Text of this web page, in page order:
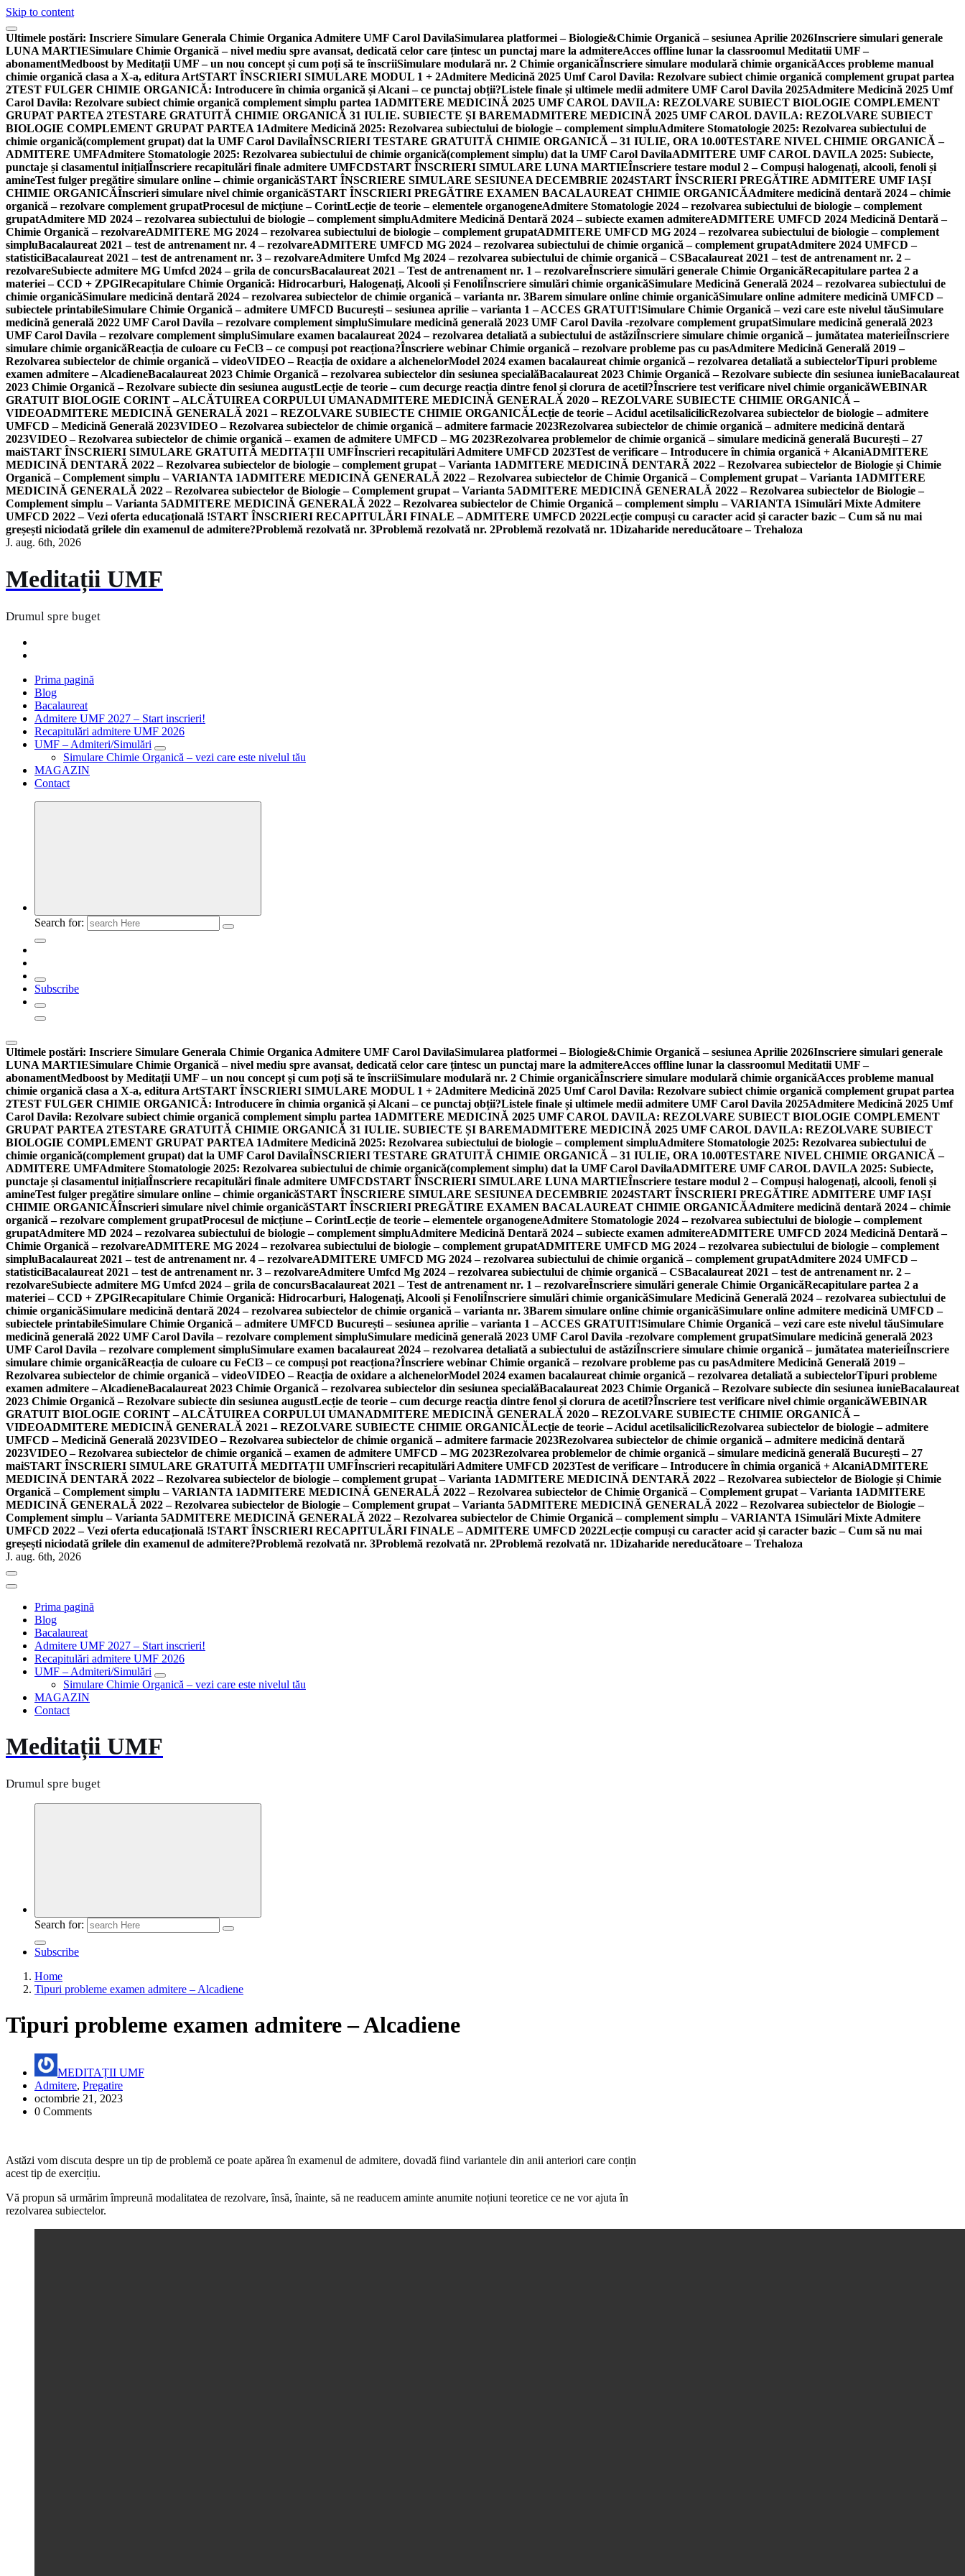
Skip to content
Ultimele postări: Inscriere Simulare Generala Chimie Organica Admitere UMF Carol DavilaSimularea platformei – Biologie&Chimie Organică – sesiunea Aprilie 2026Inscriere simulari generale
LUNA MARTIESimulare Chimie Organică – nivel mediu spre avansat, dedicată celor care țintesc un punctaj mare la admitereAcces offline lunar la classroomul Meditatii UMF –
abonamentMedboost by Meditații UMF – un nou concept și cum poți să te înscriiSimulare modulară nr. 2 Chimie organicăÎnscriere simulare modulară chimie organicăAcces probleme manual
chimie organică clasa a X-a, editura ArtSTART ÎNSCRIERI SIMULARE MODUL 1 + 2Admitere Medicină 2025 Umf Carol Davila: Rezolvare subiect chimie organică complement grupat partea
2TEST FULGER CHIMIE ORGANICĂ: Introducere în chimia organică și Alcani – ce punctaj obții?Listele finale și ultimele medii admitere UMF Carol Davila 2025Admitere Medicină 2025 Umf
Carol Davila: Rezolvare subiect chimie organică complement simplu partea 1ADMITERE MEDICINĂ 2025 UMF CAROL DAVILA: REZOLVARE SUBIECT BIOLOGIE COMPLEMENT
GRUPAT PARTEA 2TESTARE GRATUITĂ CHIMIE ORGANICĂ 31 IULIE. SUBIECTE ȘI BAREMADMITERE MEDICINĂ 2025 UMF CAROL DAVILA: REZOLVARE SUBIECT
BIOLOGIE COMPLEMENT GRUPAT PARTEA 1Admitere Medicină 2025: Rezolvarea subiectului de biologie – complement simpluAdmitere Stomatologie 2025: Rezolvarea subiectului de
chimie organică(complement grupat) dat la UMF Carol DavilaÎNSCRIERI TESTARE GRATUITĂ CHIMIE ORGANICĂ – 31 IULIE, ORA 10.00TESTARE NIVEL CHIMIE ORGANICĂ –
ADMITERE UMFAdmitere Stomatologie 2025: Rezolvarea subiectului de chimie organică(complement simplu) dat la UMF Carol DavilaADMITERE UMF CAROL DAVILA 2025: Subiecte,
punctaje și clasamentul inițialÎnscriere recapitulări finale admitere UMFCDSTART ÎNSCRIERI SIMULARE LUNA MARTIEÎnscriere testare modul 2 – Compuși halogenați, alcooli, fenoli și
amineTest fulger pregătire simulare online – chimie organicăSTART ÎNSCRIERE SIMULARE SESIUNEA DECEMBRIE 2024START ÎNSCRIERI PREGĂTIRE ADMITERE UMF IAȘI
CHIMIE ORGANICĂÎnscrieri simulare nivel chimie organicăSTART ÎNSCRIERI PREGĂTIRE EXAMEN BACALAUREAT CHIMIE ORGANICĂAdmitere medicină dentară 2024 – chimie
organică – rezolvare complement grupatProcesul de micțiune – CorintLecție de teorie – elementele organogeneAdmitere Stomatologie 2024 – rezolvarea subiectului de biologie – complement
grupatAdmitere MD 2024 – rezolvarea subiectului de biologie – complement simpluAdmitere Medicină Dentară 2024 – subiecte examen admitereADMITERE UMFCD 2024 Medicină Dentară –
Chimie Organică – rezolvareADMITERE MG 2024 – rezolvarea subiectului de biologie – complement grupatADMITERE UMFCD MG 2024 – rezolvarea subiectului de biologie – complement
simpluBacalaureat 2021 – test de antrenament nr. 4 – rezolvareADMITERE UMFCD MG 2024 – rezolvarea subiectului de chimie organică – complement grupatAdmitere 2024 UMFCD –
statisticiBacalaureat 2021 – test de antrenament nr. 3 – rezolvareAdmitere Umfcd Mg 2024 – rezolvarea subiectului de chimie organică – CSBacalaureat 2021 – test de antrenament nr. 2 –
rezolvareSubiecte admitere MG Umfcd 2024 – grila de concursBacalaureat 2021 – Test de antrenament nr. 1 – rezolvareÎnscriere simulări generale Chimie OrganicăRecapitulare partea 2 a
materiei – CCD + ZPGIRecapitulare Chimie Organică: Hidrocarburi, Halogenați, Alcooli și FenoliÎnscriere simulări chimie organicăSimulare Medicină Generală 2024 – rezolvarea subiectului de
chimie organicăSimulare medicină dentară 2024 – rezolvarea subiectelor de chimie organică – varianta nr. 3Barem simulare online chimie organicăSimulare online admitere medicină UMFCD –
subiectele printabileSimulare Chimie Organică – admitere UMFCD București – sesiunea aprilie – varianta 1 – ACCES GRATUIT!Simulare Chimie Organică – vezi care este nivelul tăuSimulare
medicină generală 2022 UMF Carol Davila – rezolvare complement simpluSimulare medicină generală 2023 UMF Carol Davila -rezolvare complement grupatSimulare medicină generală 2023
UMF Carol Davila – rezolvare complement simpluSimulare examen bacalaureat 2024 – rezolvarea detaliată a subiectului de astăziÎnscriere simulare chimie organică – jumătatea materieiÎnscriere
simulare chimie organicăReacția de culoare cu FeCl3 – ce compuși pot reacționa?Înscriere webinar Chimie organică – rezolvare probleme pas cu pasAdmitere Medicină Generală 2019 –
Rezolvarea subiectelor de chimie organică – videoVIDEO – Reacția de oxidare a alchenelorModel 2024 examen bacalaureat chimie organică – rezolvarea detaliată a subiectelorTipuri probleme
examen admitere – AlcadieneBacalaureat 2023 Chimie Organică – rezolvarea subiectelor din sesiunea specialăBacalaureat 2023 Chimie Organică – Rezolvare subiecte din sesiunea iunieBacalaureat
2023 Chimie Organică – Rezolvare subiecte din sesiunea augustLecție de teorie – cum decurge reacția dintre fenol și clorura de acetil?Înscriere test verificare nivel chimie organicăWEBINAR
GRATUIT BIOLOGIE CORINT – ALCĂTUIREA CORPULUI UMANADMITERE MEDICINĂ GENERALĂ 2020 – REZOLVARE SUBIECTE CHIMIE ORGANICĂ –
VIDEOADMITERE MEDICINĂ GENERALĂ 2021 – REZOLVARE SUBIECTE CHIMIE ORGANICĂLecție de teorie – Acidul acetilsalicilicRezolvarea subiectelor de biologie – admitere
UMFCD – Medicină Generală 2023VIDEO – Rezolvarea subiectelor de chimie organică – admitere farmacie 2023Rezolvarea subiectelor de chimie organică – admitere medicină dentară
2023VIDEO – Rezolvarea subiectelor de chimie organică – examen de admitere UMFCD – MG 2023Rezolvarea problemelor de chimie organică – simulare medicină generală București – 27
maiSTART ÎNSCRIERI SIMULARE GRATUITĂ MEDITAȚII UMFÎnscrieri recapitulări Admitere UMFCD 2023Test de verificare – Introducere în chimia organică + AlcaniADMITERE
MEDICINĂ DENTARĂ 2022 – Rezolvarea subiectelor de biologie – complement grupat – Varianta 1ADMITERE MEDICINĂ DENTARĂ 2022 – Rezolvarea subiectelor de Biologie și Chimie
Organică – Complement simplu – VARIANTA 1ADMITERE MEDICINĂ GENERALĂ 2022 – Rezolvarea subiectelor de Chimie Organică – Complement grupat – Varianta 1ADMITERE
MEDICINĂ GENERALĂ 2022 – Rezolvarea subiectelor de Biologie – Complement grupat – Varianta 5ADMITERE MEDICINĂ GENERALĂ 2022 – Rezolvarea subiectelor de Biologie –
Complement simplu – Varianta 5ADMITERE MEDICINĂ GENERALĂ 2022 – Rezolvarea subiectelor de Chimie Organică – complement simplu – VARIANTA 1Simulări Mixte Admitere
UMFCD 2022 – Vezi oferta educațională !START ÎNSCRIERI RECAPITULĂRI FINALE – ADMITERE UMFCD 2022Lecție compuși cu caracter acid și caracter bazic – Cum să nu mai
greșești niciodată grilele din examenul de admitere?Problemă rezolvată nr. 3Problemă rezolvată nr. 2Problemă rezolvată nr. 1Dizaharide nereducătoare – Trehaloza
J. aug. 6th, 2026
Meditații UMF
Drumul spre buget
Prima pagină
Blog
Bacalaureat
Admitere UMF 2027 – Start inscrieri!
Recapitulări admitere UMF 2026
UMF – Admiteri/Simulări
Simulare Chimie Organică – vezi care este nivelul tău
MAGAZIN
Contact
Search for:
Subscribe
Ultimele postări: Inscriere Simulare Generala Chimie Organica Admitere UMF Carol DavilaSimularea platformei – Biologie&Chimie Organică – sesiunea Aprilie 2026Inscriere simulari generale
LUNA MARTIESimulare Chimie Organică – nivel mediu spre avansat, dedicată celor care țintesc un punctaj mare la admitereAcces offline lunar la classroomul Meditatii UMF –
abonamentMedboost by Meditații UMF – un nou concept și cum poți să te înscriiSimulare modulară nr. 2 Chimie organicăÎnscriere simulare modulară chimie organicăAcces probleme manual
chimie organică clasa a X-a, editura ArtSTART ÎNSCRIERI SIMULARE MODUL 1 + 2Admitere Medicină 2025 Umf Carol Davila: Rezolvare subiect chimie organică complement grupat partea
2TEST FULGER CHIMIE ORGANICĂ: Introducere în chimia organică și Alcani – ce punctaj obții?Listele finale și ultimele medii admitere UMF Carol Davila 2025Admitere Medicină 2025 Umf
Carol Davila: Rezolvare subiect chimie organică complement simplu partea 1ADMITERE MEDICINĂ 2025 UMF CAROL DAVILA: REZOLVARE SUBIECT BIOLOGIE COMPLEMENT
GRUPAT PARTEA 2TESTARE GRATUITĂ CHIMIE ORGANICĂ 31 IULIE. SUBIECTE ȘI BAREMADMITERE MEDICINĂ 2025 UMF CAROL DAVILA: REZOLVARE SUBIECT
BIOLOGIE COMPLEMENT GRUPAT PARTEA 1Admitere Medicină 2025: Rezolvarea subiectului de biologie – complement simpluAdmitere Stomatologie 2025: Rezolvarea subiectului de
chimie organică(complement grupat) dat la UMF Carol DavilaÎNSCRIERI TESTARE GRATUITĂ CHIMIE ORGANICĂ – 31 IULIE, ORA 10.00TESTARE NIVEL CHIMIE ORGANICĂ –
ADMITERE UMFAdmitere Stomatologie 2025: Rezolvarea subiectului de chimie organică(complement simplu) dat la UMF Carol DavilaADMITERE UMF CAROL DAVILA 2025: Subiecte,
punctaje și clasamentul inițialÎnscriere recapitulări finale admitere UMFCDSTART ÎNSCRIERI SIMULARE LUNA MARTIEÎnscriere testare modul 2 – Compuși halogenați, alcooli, fenoli și
amineTest fulger pregătire simulare online – chimie organicăSTART ÎNSCRIERE SIMULARE SESIUNEA DECEMBRIE 2024START ÎNSCRIERI PREGĂTIRE ADMITERE UMF IAȘI
CHIMIE ORGANICĂÎnscrieri simulare nivel chimie organicăSTART ÎNSCRIERI PREGĂTIRE EXAMEN BACALAUREAT CHIMIE ORGANICĂAdmitere medicină dentară 2024 – chimie
organică – rezolvare complement grupatProcesul de micțiune – CorintLecție de teorie – elementele organogeneAdmitere Stomatologie 2024 – rezolvarea subiectului de biologie – complement
grupatAdmitere MD 2024 – rezolvarea subiectului de biologie – complement simpluAdmitere Medicină Dentară 2024 – subiecte examen admitereADMITERE UMFCD 2024 Medicină Dentară –
Chimie Organică – rezolvareADMITERE MG 2024 – rezolvarea subiectului de biologie – complement grupatADMITERE UMFCD MG 2024 – rezolvarea subiectului de biologie – complement
simpluBacalaureat 2021 – test de antrenament nr. 4 – rezolvareADMITERE UMFCD MG 2024 – rezolvarea subiectului de chimie organică – complement grupatAdmitere 2024 UMFCD –
statisticiBacalaureat 2021 – test de antrenament nr. 3 – rezolvareAdmitere Umfcd Mg 2024 – rezolvarea subiectului de chimie organică – CSBacalaureat 2021 – test de antrenament nr. 2 –
rezolvareSubiecte admitere MG Umfcd 2024 – grila de concursBacalaureat 2021 – Test de antrenament nr. 1 – rezolvareÎnscriere simulări generale Chimie OrganicăRecapitulare partea 2 a
materiei – CCD + ZPGIRecapitulare Chimie Organică: Hidrocarburi, Halogenați, Alcooli și FenoliÎnscriere simulări chimie organicăSimulare Medicină Generală 2024 – rezolvarea subiectului de
chimie organicăSimulare medicină dentară 2024 – rezolvarea subiectelor de chimie organică – varianta nr. 3Barem simulare online chimie organicăSimulare online admitere medicină UMFCD –
subiectele printabileSimulare Chimie Organică – admitere UMFCD București – sesiunea aprilie – varianta 1 – ACCES GRATUIT!Simulare Chimie Organică – vezi care este nivelul tăuSimulare
medicină generală 2022 UMF Carol Davila – rezolvare complement simpluSimulare medicină generală 2023 UMF Carol Davila -rezolvare complement grupatSimulare medicină generală 2023
UMF Carol Davila – rezolvare complement simpluSimulare examen bacalaureat 2024 – rezolvarea detaliată a subiectului de astăziÎnscriere simulare chimie organică – jumătatea materieiÎnscriere
simulare chimie organicăReacția de culoare cu FeCl3 – ce compuși pot reacționa?Înscriere webinar Chimie organică – rezolvare probleme pas cu pasAdmitere Medicină Generală 2019 –
Rezolvarea subiectelor de chimie organică – videoVIDEO – Reacția de oxidare a alchenelorModel 2024 examen bacalaureat chimie organică – rezolvarea detaliată a subiectelorTipuri probleme
examen admitere – AlcadieneBacalaureat 2023 Chimie Organică – rezolvarea subiectelor din sesiunea specialăBacalaureat 2023 Chimie Organică – Rezolvare subiecte din sesiunea iunieBacalaureat
2023 Chimie Organică – Rezolvare subiecte din sesiunea augustLecție de teorie – cum decurge reacția dintre fenol și clorura de acetil?Înscriere test verificare nivel chimie organicăWEBINAR
GRATUIT BIOLOGIE CORINT – ALCĂTUIREA CORPULUI UMANADMITERE MEDICINĂ GENERALĂ 2020 – REZOLVARE SUBIECTE CHIMIE ORGANICĂ –
VIDEOADMITERE MEDICINĂ GENERALĂ 2021 – REZOLVARE SUBIECTE CHIMIE ORGANICĂLecție de teorie – Acidul acetilsalicilicRezolvarea subiectelor de biologie – admitere
UMFCD – Medicină Generală 2023VIDEO – Rezolvarea subiectelor de chimie organică – admitere farmacie 2023Rezolvarea subiectelor de chimie organică – admitere medicină dentară
2023VIDEO – Rezolvarea subiectelor de chimie organică – examen de admitere UMFCD – MG 2023Rezolvarea problemelor de chimie organică – simulare medicină generală București – 27
maiSTART ÎNSCRIERI SIMULARE GRATUITĂ MEDITAȚII UMFÎnscrieri recapitulări Admitere UMFCD 2023Test de verificare – Introducere în chimia organică + AlcaniADMITERE
MEDICINĂ DENTARĂ 2022 – Rezolvarea subiectelor de biologie – complement grupat – Varianta 1ADMITERE MEDICINĂ DENTARĂ 2022 – Rezolvarea subiectelor de Biologie și Chimie
Organică – Complement simplu – VARIANTA 1ADMITERE MEDICINĂ GENERALĂ 2022 – Rezolvarea subiectelor de Chimie Organică – Complement grupat – Varianta 1ADMITERE
MEDICINĂ GENERALĂ 2022 – Rezolvarea subiectelor de Biologie – Complement grupat – Varianta 5ADMITERE MEDICINĂ GENERALĂ 2022 – Rezolvarea subiectelor de Biologie –
Complement simplu – Varianta 5ADMITERE MEDICINĂ GENERALĂ 2022 – Rezolvarea subiectelor de Chimie Organică – complement simplu – VARIANTA 1Simulări Mixte Admitere
UMFCD 2022 – Vezi oferta educațională !START ÎNSCRIERI RECAPITULĂRI FINALE – ADMITERE UMFCD 2022Lecție compuși cu caracter acid și caracter bazic – Cum să nu mai
greșești niciodată grilele din examenul de admitere?Problemă rezolvată nr. 3Problemă rezolvată nr. 2Problemă rezolvată nr. 1Dizaharide nereducătoare – Trehaloza
J. aug. 6th, 2026
Prima pagină
Blog
Bacalaureat
Admitere UMF 2027 – Start inscrieri!
Recapitulări admitere UMF 2026
UMF – Admiteri/Simulări
Simulare Chimie Organică – vezi care este nivelul tău
MAGAZIN
Contact
Meditații UMF
Drumul spre buget
Search for:
Subscribe
Home
Tipuri probleme examen admitere – Alcadiene
Tipuri probleme examen admitere – Alcadiene
MEDITAȚII UMF
Admitere, Pregatire
octombrie 21, 2023
0 Comments
Astăzi vom discuta despre un tip de problemă ce poate apărea în examenul de admitere, dovadă fiind variantele din anii anteriori care conțin
acest tip de exercițiu.
Vă propun să urmărim împreună modalitatea de rezolvare, însă, înainte, să ne readucem aminte anumite noțiuni teoretice ce ne vor ajuta în
rezolvarea subiectelor.